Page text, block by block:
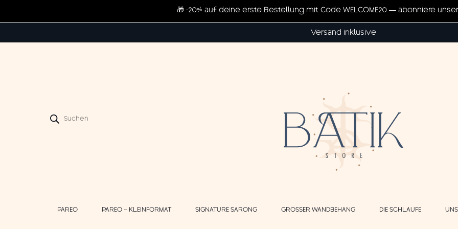
Versand inklusive
search
PAREO PAREO – KLEINFORMAT SIGNATURE SARONG GROSSER WANDBEHANG DIE SCHLAUFE
🎁 -20% auf deine erste Bestellung mit Code WELCOME20 — abonniere